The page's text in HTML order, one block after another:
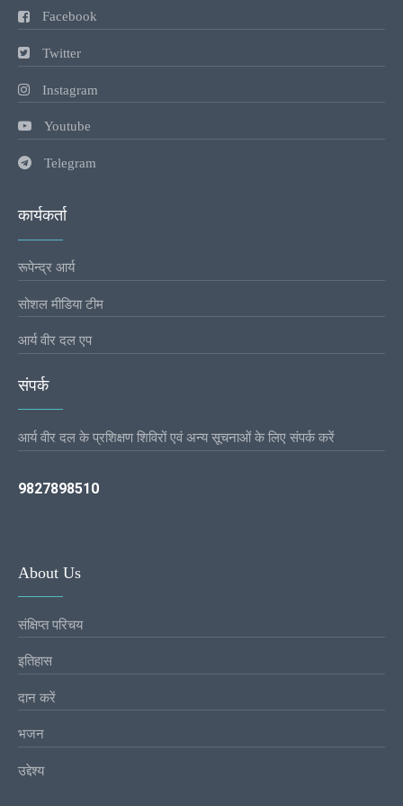
Facebook
Twitter
Instagram
Youtube
Telegram
कार्यकर्ता
रूपेन्द्र आर्य
सोशल मीडिया टीम
आर्य वीर दल एप
संपर्क
आर्य वीर दल के प्रशिक्षण शिविरों एवं अन्य सूचनाओं के लिए संपर्क करें
9827898510
About Us
संक्षिप्त परिचय
इतिहास
दान करें
भजन
उद्देश्य